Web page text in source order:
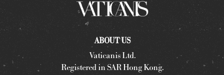
ABOUT US
Vaticanis Ltd.
Registered in SAR Hong Kong.